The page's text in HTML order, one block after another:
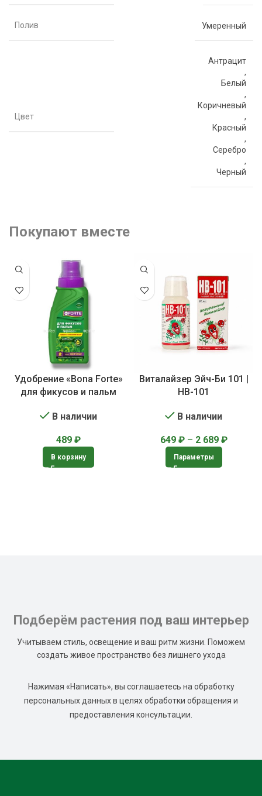
Полив Умеренный
Цвет
Антрацит
,
Белый
,
Коричневый
,
Красный
,
Серебро
,
Черный
Покупают вместе
Удобрение «Bona Forte»
для фикусов и пальм
В наличии
489 ₽
В корзину
Виталайзер Эйч-Би 101 |
HB-101
В наличии
649 ₽ – 2 689 ₽
Параметры
Подберём растения под ваш интерьер
Учитываем стиль, освещение и ваш ритм жизни. Поможем
создать живое пространство без лишнего ухода
Нажимая «Написать», вы соглашаетесь на обработку
персональных данных в целях обработки обращения и
предоставления консультации.